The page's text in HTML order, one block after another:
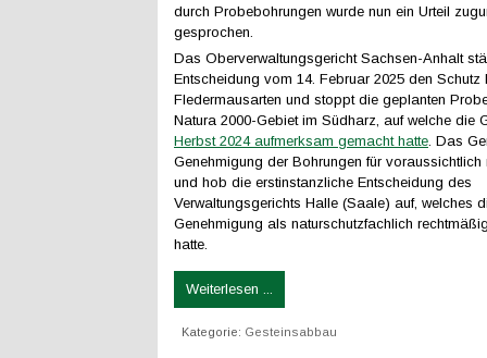
durch Probebohrungen wurde nun ein Urteil
gesprochen.
Das Oberverwaltungsgericht Sachsen-Anhalt
Entscheidung vom 14. Februar 2025 den Schutz
Fledermausarten und stoppt die geplanten
Natura 2000-Gebiet im Südharz, auf welche die
Herbst 2024 aufmerksam gemacht hatte. Das
Genehmigung der Bohrungen für voraussichtlich
und hob die erstinstanzliche Entscheidung des
Verwaltungsgerichts Halle (Saale) auf, welches
Genehmigung als naturschutzfachlich
hatte.
Weiterlesen ...
Kategorie: Gesteinsabbau